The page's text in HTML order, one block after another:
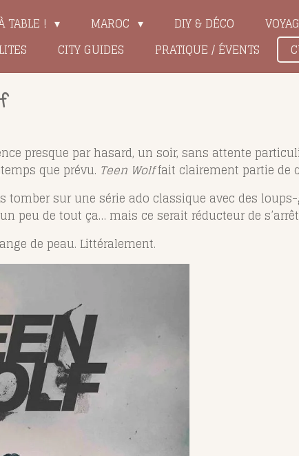
TABLE ! MAROC DIY & DÉCO
CITY GUIDES PRATIQUE / ÉVENTS
presque par hasard, un soir, sans attente
que prévu. Teen Wolffait clairement partie de
tomber sur une série ado classique avec des
peu de tout ça… mais ce serait réducteur de
de peau. Littéralement.